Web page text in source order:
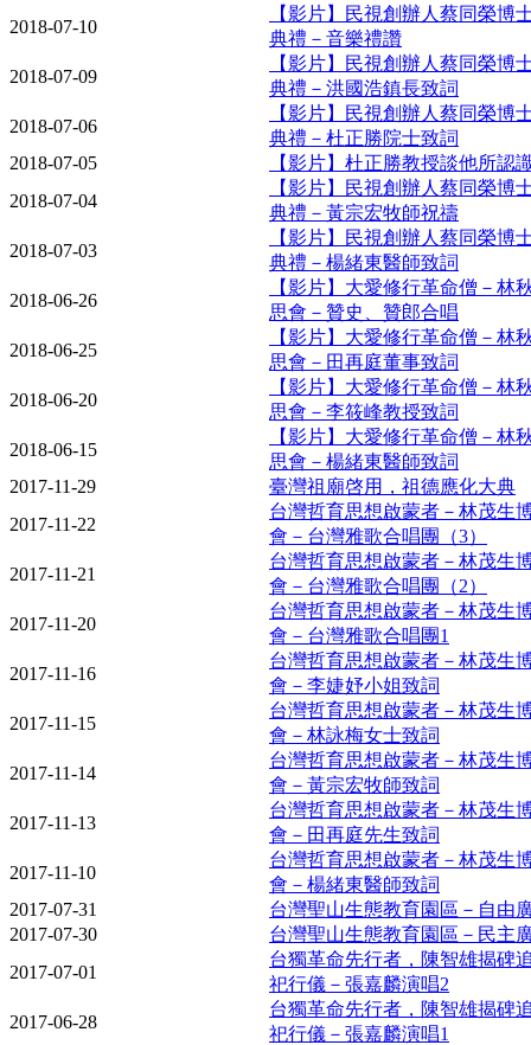
2018-07-10
【影片】民視創辦人蔡同榮博
典禮－音樂禮讚
2018-07-09
【影片】民視創辦人蔡同榮博
典禮－洪國浩鎮長致詞
2018-07-06
【影片】民視創辦人蔡同榮博
典禮－杜正勝院士致詞
2018-07-05
【影片】杜正勝教授談他所認
2018-07-04
【影片】民視創辦人蔡同榮博
典禮－黃宗宏牧師祝禱
2018-07-03
【影片】民視創辦人蔡同榮博
典禮－楊緒東醫師致詞
2018-06-26
【影片】大愛修行革命僧－林
思會－贊史、贊郎合唱
2018-06-25
【影片】大愛修行革命僧－林
思會－田再庭董事致詞
2018-06-20
【影片】大愛修行革命僧－林
思會－李筱峰教授致詞
2018-06-15
【影片】大愛修行革命僧－林
思會－楊緒東醫師致詞
2017-11-29
臺灣祖廟啓用，祖德應化大典
2017-11-22
台灣哲育思想啟蒙者－林茂生
會－台灣雅歌合唱團（3）
2017-11-21
台灣哲育思想啟蒙者－林茂生
會－台灣雅歌合唱團（2）
2017-11-20
台灣哲育思想啟蒙者－林茂生
會－台灣雅歌合唱團1
2017-11-16
台灣哲育思想啟蒙者－林茂生
會－李婕妤小姐致詞
2017-11-15
台灣哲育思想啟蒙者－林茂生
會－林詠梅女士致詞
2017-11-14
台灣哲育思想啟蒙者－林茂生
會－黃宗宏牧師致詞
2017-11-13
台灣哲育思想啟蒙者－林茂生
會－田再庭先生致詞
2017-11-10
台灣哲育思想啟蒙者－林茂生
會－楊緒東醫師致詞
2017-07-31
台灣聖山生態教育園區－自由
2017-07-30
台灣聖山生態教育園區－民主
2017-07-01
台獨革命先行者，陳智雄揭碑
祀行儀－張嘉麟演唱2
2017-06-28
台獨革命先行者，陳智雄揭碑
祀行儀－張嘉麟演唱1